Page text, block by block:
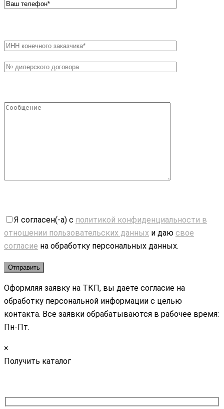
Я согласен(-а) с политикой конфиденциальности в
отношении пользовательских данных и даю свое
согласие на обработку персональных данных.
Оформляя заявку на ТКП, вы даете согласие на
обработку персональной информации с целью
контакта. Все заявки обрабатываются в рабочее время:
Пн-Пт.
×
Получить каталог